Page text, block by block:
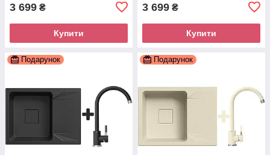
3 699 ₴
Купити
3 699 ₴
Купити
Подарунок Подарунок